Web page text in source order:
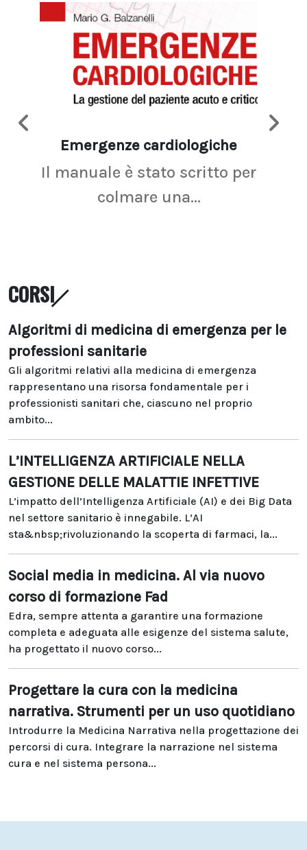
Emergenze cardiologiche
Il manuale è stato scritto per
colmare una...
CORSI
Algoritmi di medicina di emergenza per le
professioni sanitarie
Gli algoritmi relativi alla medicina di emergenza
rappresentano una risorsa fondamentale per i
professionisti sanitari che, ciascuno nel proprio
ambito...
L’INTELLIGENZA ARTIFICIALE NELLA
GESTIONE DELLE MALATTIE INFETTIVE
L’impatto dell’Intelligenza Artificiale (AI) e dei Big Data
nel settore sanitario è innegabile. L’AI
sta&nbsp;rivoluzionando la scoperta di farmaci, la...
Social media in medicina. Al via nuovo
corso di formazione Fad
Edra, sempre attenta a garantire una formazione
completa e adeguata alle esigenze del sistema salute,
ha progettato il nuovo corso...
Progettare la cura con la medicina
narrativa. Strumenti per un uso quotidiano
Introdurre la Medicina Narrativa nella progettazione dei
percorsi di cura. Integrare la narrazione nel sistema
cura e nel sistema persona...